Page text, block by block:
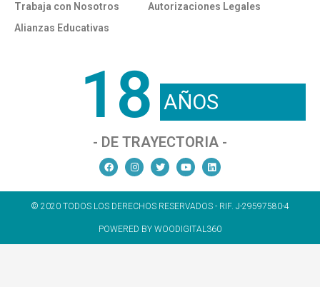
Trabaja con Nosotros
Autorizaciones Legales
Alianzas Educativas
18 AÑOS
- DE TRAYECTORIA -
© 2020 TODOS LOS DERECHOS RESERVADOS - RIF. J-29597580-4
POWERED BY WOODIGITAL360